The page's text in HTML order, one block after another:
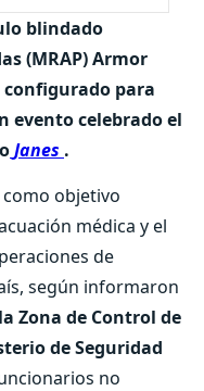
blindado
(MRAP) Armor
para
evento celebrado el
Janes .
objetivo
médica y el
de
según informaron
Zona de Control de
de Seguridad
no